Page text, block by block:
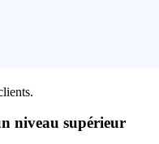
niveau supérieur